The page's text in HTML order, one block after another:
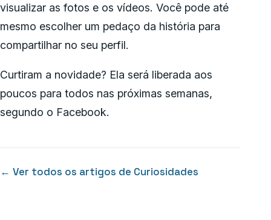
visualizar as fotos e os vídeos. Você pode até
mesmo escolher um pedaço da história para
compartilhar no seu perfil.
Curtiram a novidade? Ela será liberada aos
poucos para todos nas próximas semanas,
segundo o Facebook.
← Ver todos os artigos de Curiosidades